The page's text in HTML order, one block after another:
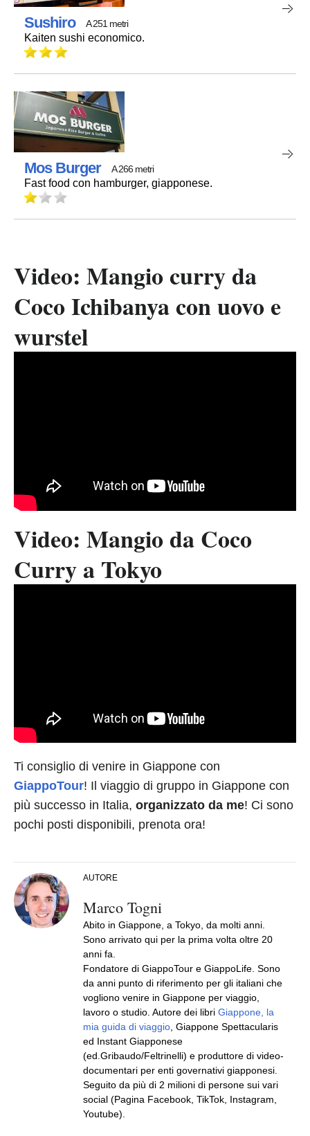
Sushiro A 251 metri
Kaiten sushi economico.
Mos Burger A 266 metri
Fast food con hamburger, giapponese.
Video: Mangio curry da
Coco Ichibanya con uovo e
wurstel
Video: Mangio da Coco
Curry a Tokyo
Ti consiglio di venire in Giappone con
GiappoTour! Il viaggio di gruppo in Giappone con
più successo in Italia, organizzato da me! Ci sono
pochi posti disponibili, prenota ora!
AUTORE
Marco Togni
Abito in Giappone, a Tokyo, da molti anni.
Sono arrivato qui per la prima volta oltre 20
anni fa.
Fondatore di GiappoTour e GiappoLife. Sono
da anni punto di riferimento per gli italiani che
vogliono venire in Giappone per viaggio,
lavoro o studio. Autore dei libri Giappone, la
mia guida di viaggio , Giappone Spettacularis
ed Instant Giapponese
(ed.Gribaudo/Feltrinelli) e produttore di video-
documentari per enti governativi giapponesi.
Seguito da più di 2 milioni di persone sui vari
social (Pagina Facebook, TikTok, Instagram,
Youtube).